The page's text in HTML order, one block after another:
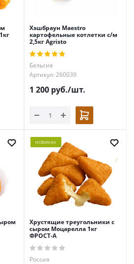
Хэшбраун Maestro
картофельные котлетки с/м
2,5кг Agristo
Бельгия
Артикул: 260039
1 200 руб./шт.
НОВИНКА
Хрустящие треугольники с
сыром Моцарелла 1кг
ФРОСТ-А
Россия